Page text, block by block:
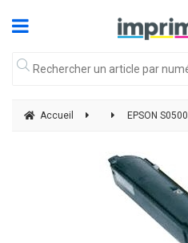
Accueil EPSON